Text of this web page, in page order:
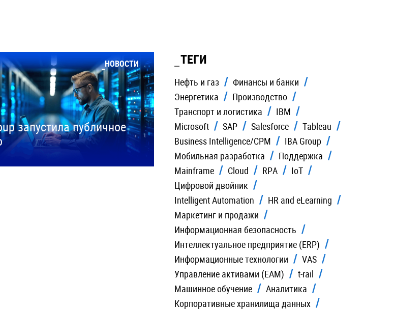
НОВОСТИ
запустила публичное
ТЕГИ
Нефть и газ
Финансы и банки
Энергетика
Производство
Транспорт и логистика
IBM
Microsoft
SAP Salesforce
Tableau
Business Intelligence/CPM
IBA Group
Мобильная разработка
Поддержка
Mainframe
Cloud RPA
IoT
Цифровой двойник
Intelligent Automation
HR and eLearning
Маркетинг и продажи
Информационная безопасность
Интеллектуальное предприятие (ERP)
Информационные технологии
VAS
Управление активами (EAM)
t-rail
Машинное обучение
Аналитика
Корпоративные хранилища данных